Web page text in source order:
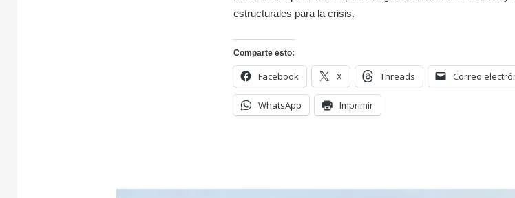
estructurales para la crisis.
Comparte esto:
Facebook X Threads Correo
WhatsApp Imprimir